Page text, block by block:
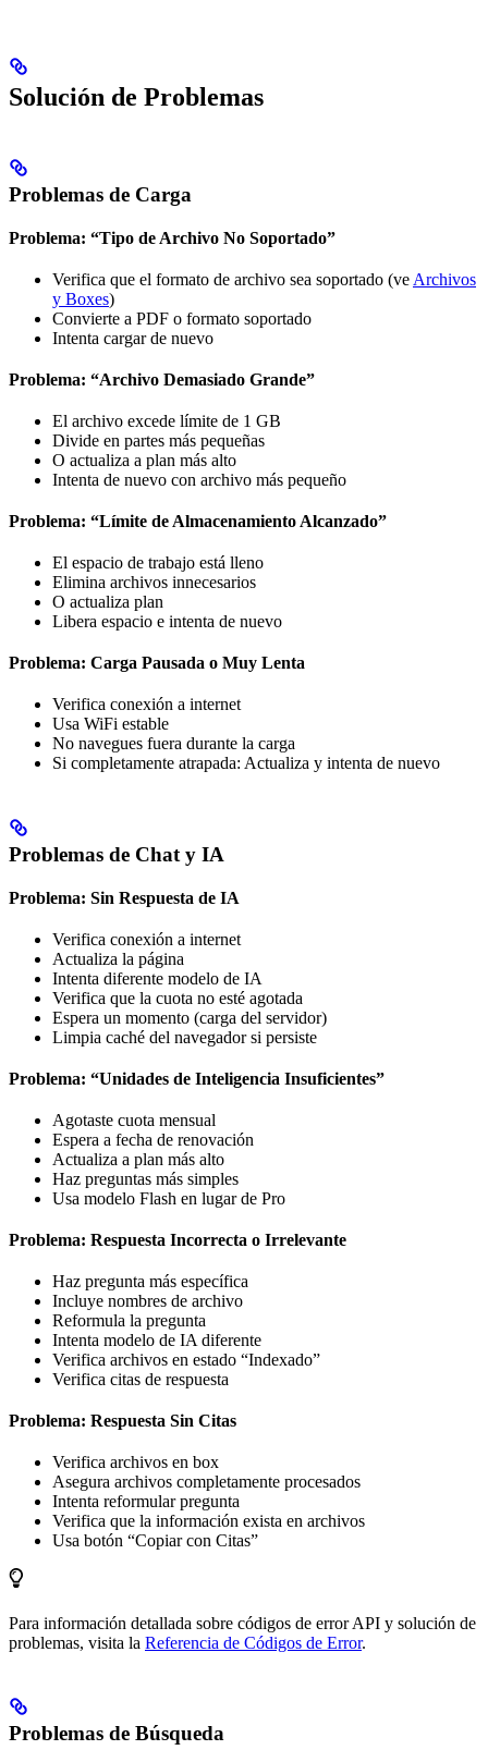
Solución de Problemas
Problemas de Carga
Problema: “Tipo de Archivo No Soportado”
Verifica que el formato de archivo sea soportado (ve Archivos
y Boxes)
Convierte a PDF o formato soportado
Intenta cargar de nuevo
Problema: “Archivo Demasiado Grande”
El archivo excede límite de 1 GB
Divide en partes más pequeñas
O actualiza a plan más alto
Intenta de nuevo con archivo más pequeño
Problema: “Límite de Almacenamiento Alcanzado”
El espacio de trabajo está lleno
Elimina archivos innecesarios
O actualiza plan
Libera espacio e intenta de nuevo
Problema: Carga Pausada o Muy Lenta
Verifica conexión a internet
Usa WiFi estable
No navegues fuera durante la carga
Si completamente atrapada: Actualiza y intenta de nuevo
Problemas de Chat y IA
Problema: Sin Respuesta de IA
Verifica conexión a internet
Actualiza la página
Intenta diferente modelo de IA
Verifica que la cuota no esté agotada
Espera un momento (carga del servidor)
Limpia caché del navegador si persiste
Problema: “Unidades de Inteligencia Insuficientes”
Agotaste cuota mensual
Espera a fecha de renovación
Actualiza a plan más alto
Haz preguntas más simples
Usa modelo Flash en lugar de Pro
Problema: Respuesta Incorrecta o Irrelevante
Haz pregunta más específica
Incluye nombres de archivo
Reformula la pregunta
Intenta modelo de IA diferente
Verifica archivos en estado “Indexado”
Verifica citas de respuesta
Problema: Respuesta Sin Citas
Verifica archivos en box
Asegura archivos completamente procesados
Intenta reformular pregunta
Verifica que la información exista en archivos
Usa botón “Copiar con Citas”
Para información detallada sobre códigos de error API y solución de
problemas, visita la Referencia de Códigos de Error.
Problemas de Búsqueda